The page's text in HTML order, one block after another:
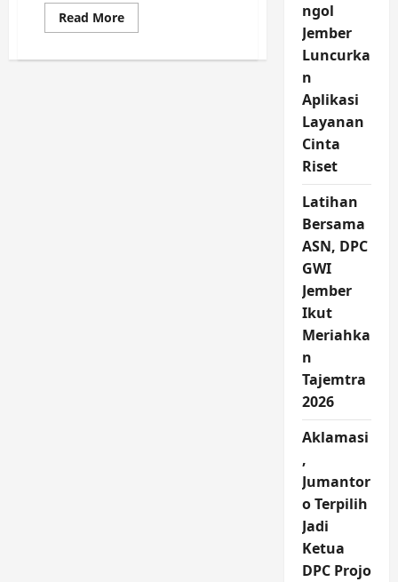
Read MoreRead
more
Gus’e
ngol
Jember
Luncurka
n
Aplikasi
Layanan
Cinta
Riset
Latihan
Bersama
ASN, DPC
GWI
Jember
Ikut
Meriahka
n
Tajemtra
2026
Aklamasi
,
Jumantor
o Terpilih
Jadi
Ketua
DPC Projo